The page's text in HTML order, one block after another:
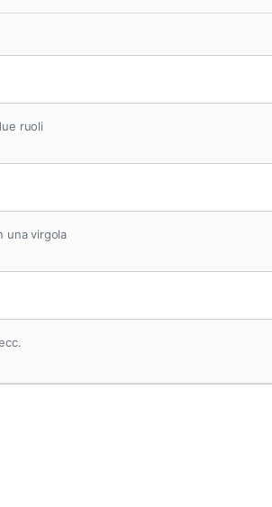
ruoli
una virgola